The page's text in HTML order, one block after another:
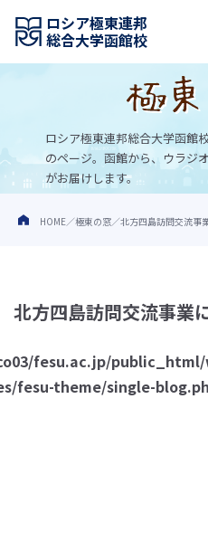
ロシア極東連邦
総合大学函館校
ロシア極東連邦総合大学函館
のページ。 函館から、ウラジ
がお届けします。
HOME 極東の窓 北方四島訪問交流事
北方四島訪問交流事業
fesu.ac.jp/
fesu-theme/single-